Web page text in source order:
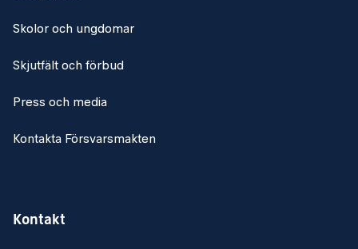
Skolor och ungdomar
Skjutfält och förbud
Press och media
Kontakta Försvarsmakten
Kontakt